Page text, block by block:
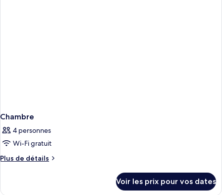
Chambre
4 personnes
Wi-Fi gratuit
Plus de détails
Plus
Voir les prix pour vos dates